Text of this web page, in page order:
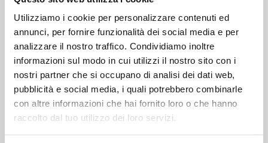
Utilizziamo i cookie per personalizzare contenuti ed
annunci, per fornire funzionalità dei social media e per
analizzare il nostro traffico. Condividiamo inoltre
informazioni sul modo in cui utilizzi il nostro sito con i
nostri partner che si occupano di analisi dei dati web,
pubblicità e social media, i quali potrebbero combinarle
con altre informazioni che hai fornito loro o che hanno
raccolto dal tuo utilizzo dei loro servizi.